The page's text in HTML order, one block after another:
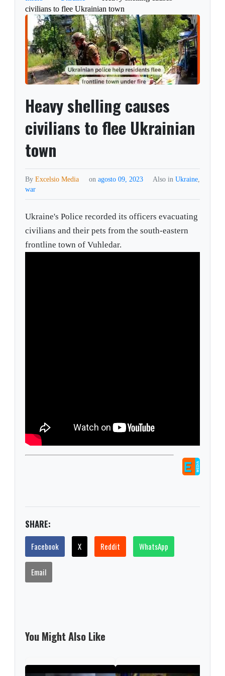
civilians to flee Ukrainian town
Heavy shelling causes
civilians to flee Ukrainian
town
ByExcelsio Media on agosto 09, 2023 Also in Ukraine,
war
Ukraine's Police recorded its officers evacuating
civilians and their pets from the south-eastern
frontline town of Vuhledar.
SHARE:
Facebook X Reddit WhatsApp
Email
You Might Also Like